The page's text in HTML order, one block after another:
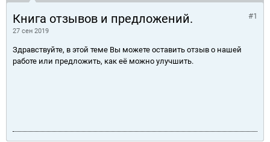
Книга отзывов и предложений.
27 сен 2019
#1
Здравствуйте, в этой теме Вы можете оставить отзыв о нашей
работе или предложить, как её можно улучшить.